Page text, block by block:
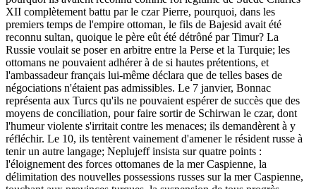
XII complètement battu par le czar Pierre, pourquoi, dans les
premiers temps de l'empire ottoman, le fils de Bajesid avait été
reconnu sultan, quoique le père eût été détrôné par Timur? La
Russie voulait se poser en arbitre entre la Perse et la Turquie; les
ottomans ne pouvaient adhérer à de si hautes prétentions, et
l'ambassadeur français lui-même déclara que de telles bases de
négociations n'étaient pas admissibles. Le 7 janvier, Bonnac
représenta aux Turcs qu'ils ne pouvaient espérer de succès que des
moyens de conciliation, pour faire sortir de Schirwan le czar, dont
l'humeur violente s'irritait contre les menaces; ils demandèrent à y
réfléchir. Le 10, ils tentèrent vainement d'amener le résident russe à
tenir un autre langage; Neplujeff insista sur quatre points :
l'éloignement des forces ottomanes de la mer Caspienne, la
délimitation des nouvelles possessions russes sur la mer Caspienne,